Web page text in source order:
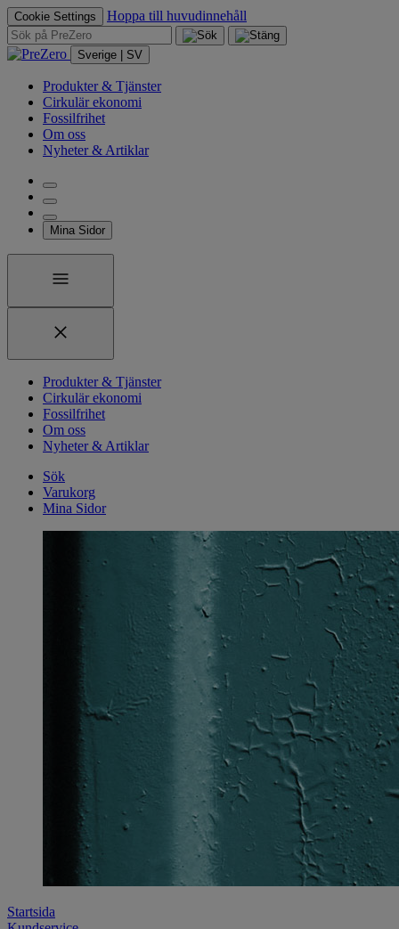
Cookie Settings Hoppa till huvudinnehåll
Sverige | SV
Produkter & Tjänster
Cirkulär ekonomi
Fossilfrihet
Om oss
Nyheter & Artiklar
Mina Sidor
Produkter & Tjänster
Cirkulär ekonomi
Fossilfrihet
Om oss
Nyheter & Artiklar
Sök
Varukorg
Mina Sidor
Startsida